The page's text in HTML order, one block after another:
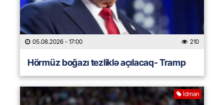
05.08.2026 - 17:00 210
Hörmüz boğazı tezliklə açılacaq- Tramp
İdman